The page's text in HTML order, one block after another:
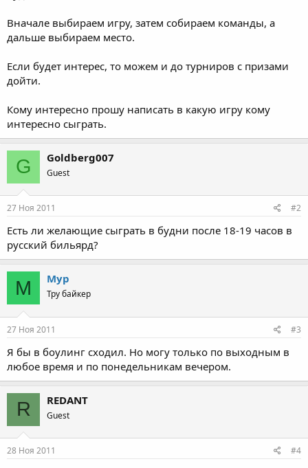
Вначале выбираем игру, затем собираем команды, а
дальше выбираем место.
Если будет интерес, то можем и до турниров с призами
дойти.
Кому интересно прошу написать в какую игру кому
интересно сыграть.
G Goldberg007
Guest
27 Ноя 2011 #2
Есть ли желающие сыграть в будни после 18-19 часов в
русский бильярд?
М Мур
Тру байкер
27 Ноя 2011 #3
Я бы в боулинг сходил. Но могу только по выходным в
любое время и по понедельникам вечером.
R REDANT
Guest
28 Ноя 2011 #4